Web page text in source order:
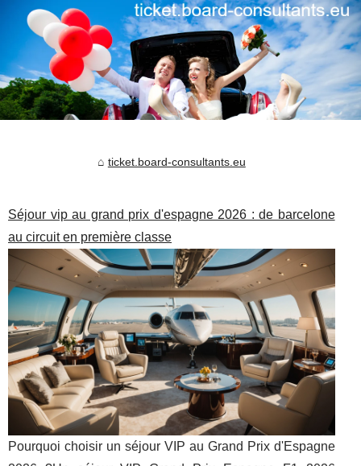
ticket.board-consultants.eu
Séjour vip au grand prix d'espagne 2026 : de barcelone
au circuit en première classe
Pourquoi choisir un séjour VIP au Grand Prix d'Espagne